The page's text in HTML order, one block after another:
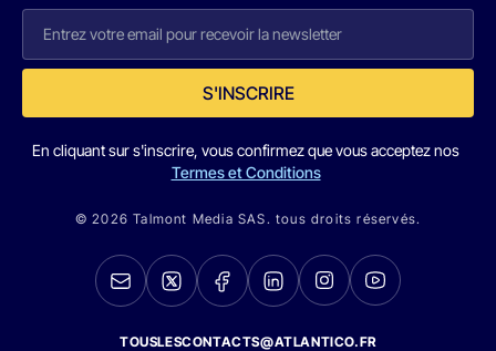
S'INSCRIRE
En cliquant sur s'inscrire, vous confirmez que vous acceptez nos
Termes et Conditions
© 2026 Talmont Media SAS. tous droits réservés.
TOUSLESCONTACTS@ATLANTICO.FR